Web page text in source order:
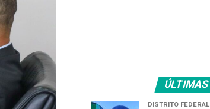
ÚLTIMAS
DISTRITO FEDERAL